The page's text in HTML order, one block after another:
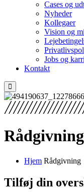
Cases og
Nyheder
Kollegaer
Vision og
Jobs og
Kontakt
Rådgivning
Hjem Rådgivning
Tilføj din